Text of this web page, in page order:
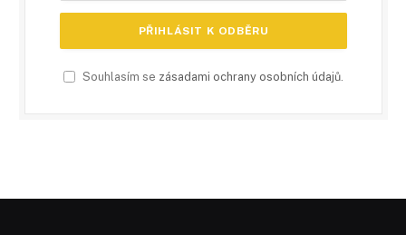
Souhlasím se zásadami ochrany osobních údajů.